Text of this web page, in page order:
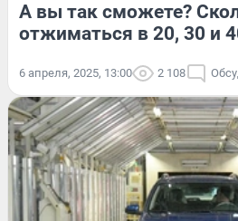
А вы так сможете?
отжиматься в 20, 30 и
6 апреля, 2025, 13:00 2 108